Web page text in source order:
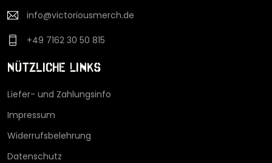
info@victoriousmerch.de
+49 7162 30 50 815
Nützliche Links
Liefer- und Zahlungsinfo
Impressum
Widerrufsbelehrung
Datenschutz